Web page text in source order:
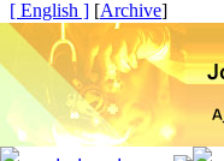
[
Archive
]
[ English ]